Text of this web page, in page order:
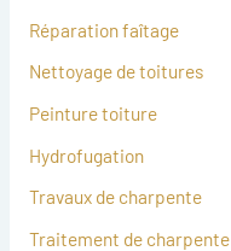
Réparation faîtage
Nettoyage de toitures
Peinture toiture
Hydrofugation
Travaux de charpente
Traitement de charpente